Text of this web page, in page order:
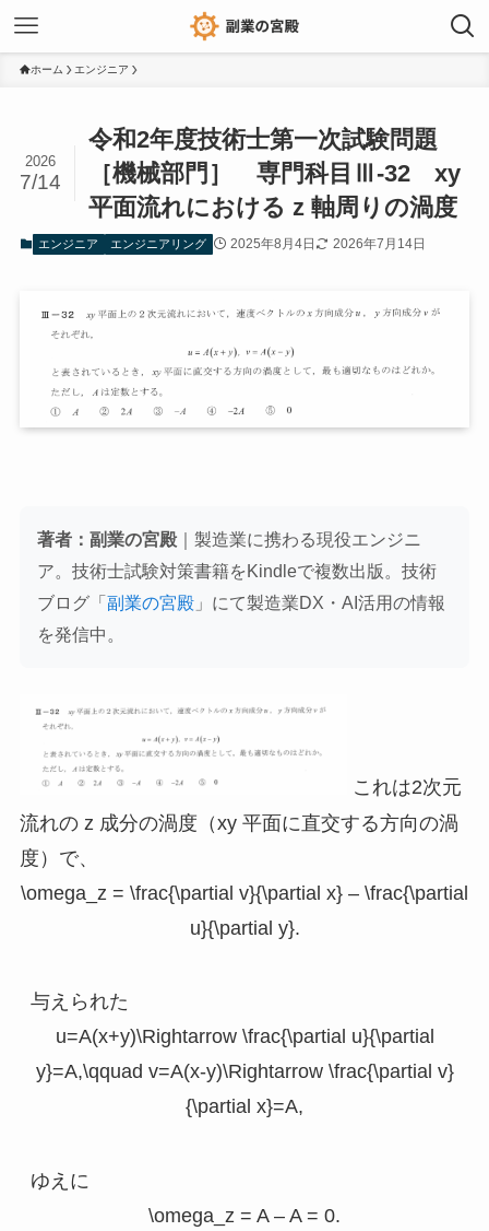
ホーム エンジニア
令和2年度技術士第一次試験問題
［機械部門］ 専門科目Ⅲ-32 xy
平面流れにおける z 軸周りの渦度
2026
7/14
エンジニア エンジニアリング 2025年8月4日 2026年7月14日
著者：副業の宮殿｜製造業に携わる現役エンジニ
ア。技術士試験対策書籍をKindleで複数出版。技術
ブログ「副業の宮殿 」にて製造業DX・AI活用の情報
を発信中。
これは2次元
流れの z 成分の渦度（xy 平面に直交する方向の渦
度）で、
\omega_z = \frac{\partial v}{\partial x} – \frac{\partial
u}{\partial y}.
与えられた
u=A(x+y)\Rightarrow \frac{\partial u}{\partial
y}=A,\qquad v=A(x-y)\Rightarrow \frac{\partial v}
{\partial x}=A,
ゆえに
\omega_z = A – A = 0.